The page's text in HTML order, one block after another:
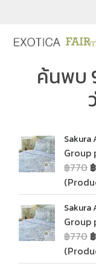
ค้นพบ
Sakura
Group
฿770
Sakura
Group
฿770